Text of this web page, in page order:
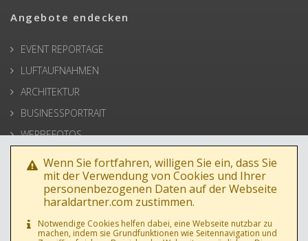
Angebote endecken
EVENT REPORTAGE
LUFTAUFNAHMEN
ARCHITEKTUR
BUSINESSPORTRAIT
WERBEFOTOS
HOCHZEIT
PRESSE
Wenn Sie fortfahren, willigen Sie ein, dass Sie
mit der Verwendung von Cookies und Ihrer
personenbezogenen Daten auf der Webseite
haraldartner.com zustimmen.
Notwendige Cookies helfen dabei, eine Webseite nutzbar zu
machen, indem sie Grundfunktionen wie Seitennavigation und